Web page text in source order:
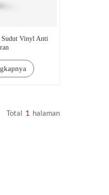
Sudut Vinyl Anti
Total 1 Halaman